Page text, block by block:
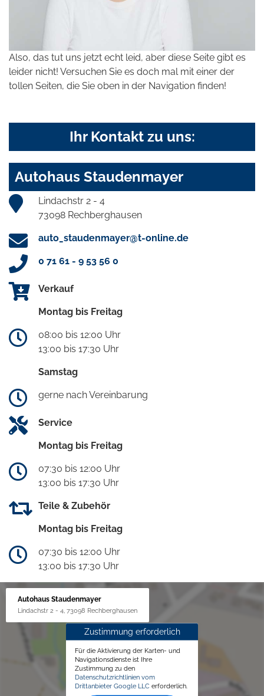
Also, das tut uns jetzt echt leid, aber diese Seite gibt es
leider nicht! Versuchen Sie es doch mal mit einer der
tollen Seiten, die Sie oben in der Navigation finden!
Ihr Kontakt zu uns:
Autohaus Staudenmayer
Lindachstr 2 - 4
73098 Rechberghausen
auto_staudenmayer@t-online.de
0 71 61 - 9 53 56 0
Verkauf
Montag bis Freitag
08:00 bis 12:00 Uhr
13:00 bis 17:30 Uhr
Samstag
gerne nach Vereinbarung
Service
Montag bis Freitag
07:30 bis 12:00 Uhr
13:00 bis 17:30 Uhr
Teile & Zubehör
Montag bis Freitag
07:30 bis 12:00 Uhr
13:00 bis 17:30 Uhr
Autohaus Staudenmayer
Lindachstr 2 - 4, 73098 Rechberghausen
Zustimmung erforderlich
Für die Aktivierung der Karten- und
Navigationsdienste ist Ihre
Zustimmung zu den
Datenschutzrichtlinien vom
Drittanbieter Google LLC erforderlich.